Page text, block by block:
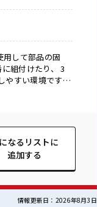
用して部品の固
やすい環境です
プなので、 働き
20代が多数活
休める休憩室あ
なるリストに
追加する
情報更新日：2026年8月3日